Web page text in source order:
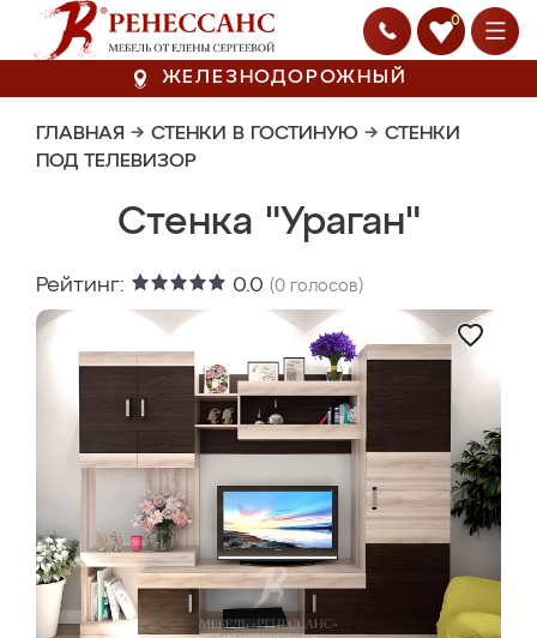
0
ЖЕЛЕЗНОДОРОЖНЫЙ
ГЛАВНАЯ → СТЕНКИ В ГОСТИНУЮ → СТЕНКИ
ПОД ТЕЛЕВИЗОР
Стенка "Ураган"
Рейтинг: 0.0 (0 голосов)